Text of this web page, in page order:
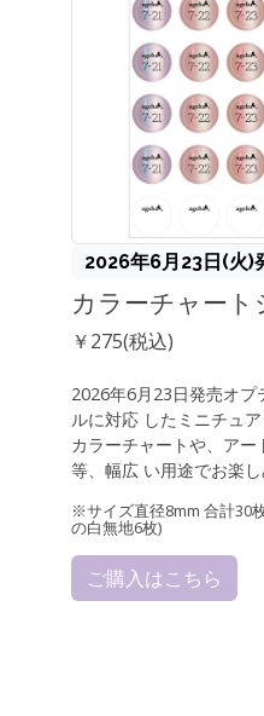
2026年6月23日(火)
カラーチャート
￥275(税込)
2026年6月23日発売オプ
ルに対応 したミニチュ
カラーチャートや、ア
等、幅広 い用途でお楽し
※サイズ直径8mm 合計30
の白無地6枚)
ご購入はこちら